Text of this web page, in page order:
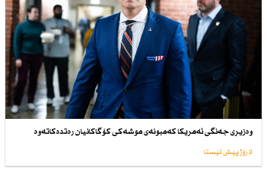
وەزیری جەنگی ئەمریكا كەمبونەی موشەكی كۆگاكانیان رەتدەكاتەوە
2 رۆژ پێش ئێستا